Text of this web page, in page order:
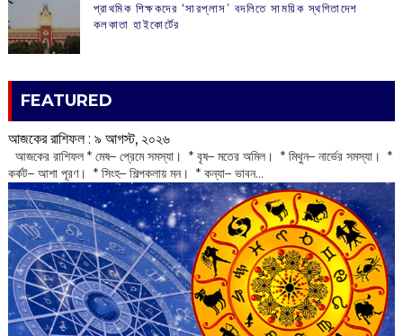
প্রাথমিক শিক্ষকদের ‘সারপ্লাস’ বদলিতে সাময়িক স্থগিতাদেশ
কলকাতা হাইকোর্টের
FEATURED
আজকের রাশিফল :‌ ‌‌৯ আগস্ট, ২০২৬
‌ আজকের রাশিফল * মেষ– প্রেমে সমস্যা। * বৃষ– মতের অমিল। * মিথুন– নার্ভের সমস্যা। *
কর্কট– আশা পূরণ। * সিংহ– শিল্পকলায় মন। * কন্যা– ভাবন...